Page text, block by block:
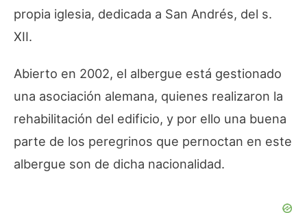
propia iglesia, dedicada a San Andrés, del s.
XII.
Abierto en 2002, el albergue está gestionado
una asociación alemana, quienes realizaron la
rehabilitación del edificio, y por ello una buena
parte de los peregrinos que pernoctan en este
albergue son de dicha nacionalidad.